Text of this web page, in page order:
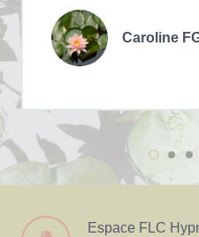
Caroline
Espace FLC